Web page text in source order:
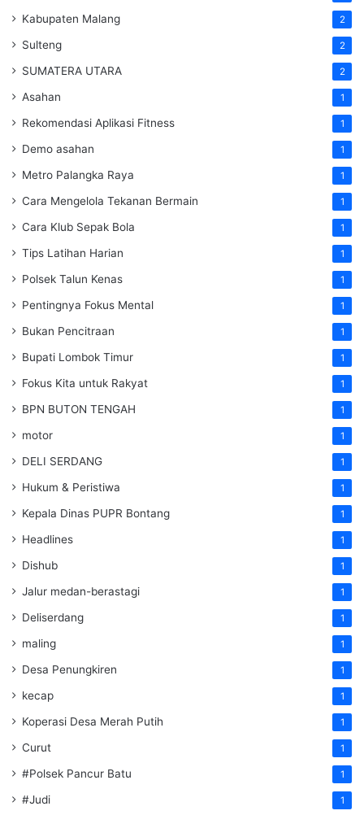
Kabupaten Malang 2
Sulteng 2
SUMATERA UTARA 2
Asahan 1
Rekomendasi Aplikasi Fitness 1
Demo asahan 1
Metro Palangka Raya 1
Cara Mengelola Tekanan Bermain 1
Cara Klub Sepak Bola 1
Tips Latihan Harian 1
Polsek Talun Kenas 1
Pentingnya Fokus Mental 1
Bukan Pencitraan 1
Bupati Lombok Timur 1
Fokus Kita untuk Rakyat 1
BPN BUTON TENGAH 1
motor 1
DELI SERDANG 1
Hukum & Peristiwa 1
Kepala Dinas PUPR Bontang 1
Headlines 1
Dishub 1
Jalur medan-berastagi 1
Deliserdang 1
maling 1
Desa Penungkiren 1
kecap 1
Koperasi Desa Merah Putih 1
Curut 1
#Polsek Pancur Batu 1
#Judi 1